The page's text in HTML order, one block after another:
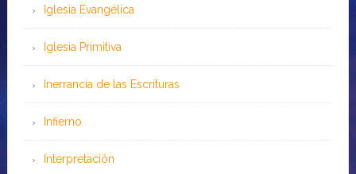
Iglesia Evangélica
Iglesia Primitiva
Inerrancia de las Escrituras
Infierno
Interpretación